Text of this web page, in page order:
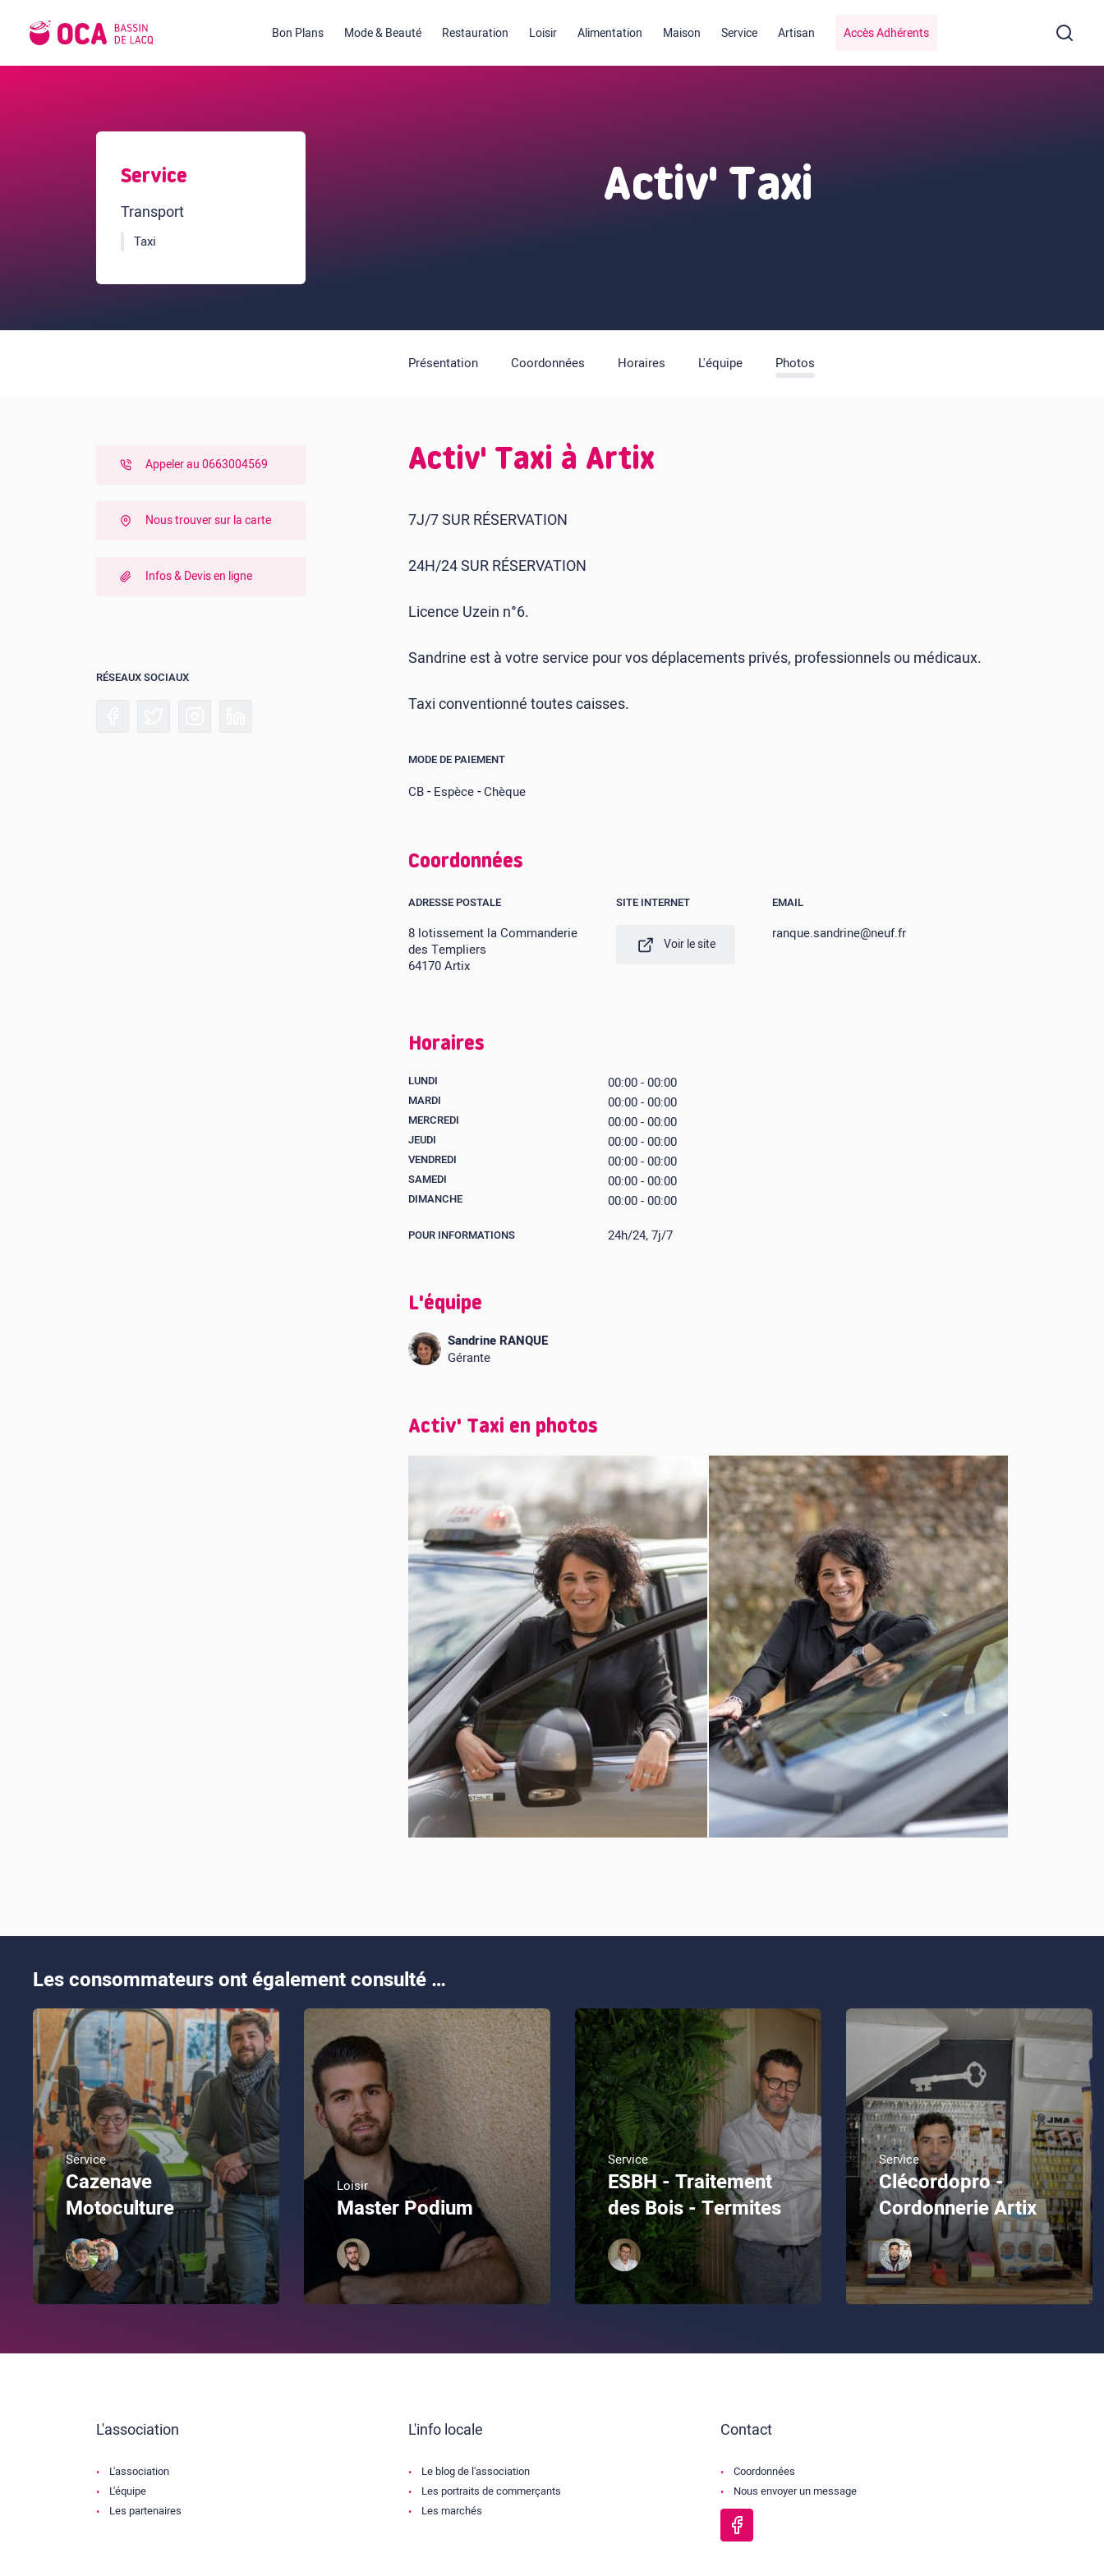
Bon Plans Mode & Beauté Restauration Loisir Alimentation Maison Service Artisan Accès Adhérents
Service
Transport
Taxi
Activ' Taxi
Présentation Coordonnées Horaires L'équipe Photos
Appeler au 0663004569
Nous trouver sur la carte
Infos & Devis en ligne
RÉSEAUX SOCIAUX
Activ' Taxi à Artix
7J/7 SUR RÉSERVATION
24H/24 SUR RÉSERVATION
Licence Uzein n°6.
Sandrine est à votre service pour vos déplacements privés, professionnels ou médicaux.
Taxi conventionné toutes caisses.
MODE DE PAIEMENT
CB-Espèce-Chèque
Coordonnées
ADRESSE POSTALE
8 lotissement la Commanderie
des Templiers
64170 Artix
SITE INTERNET
Voir le site
EMAIL
ranque.sandrine@neuf.fr
Horaires
LUNDI 00:00 - 00:00
MARDI 00:00 - 00:00
MERCREDI 00:00 - 00:00
JEUDI 00:00 - 00:00
VENDREDI 00:00 - 00:00
SAMEDI 00:00 - 00:00
DIMANCHE 00:00 - 00:00
POUR INFORMATIONS 24h/24, 7j/7
L'équipe
Sandrine RANQUE
Gérante
Activ' Taxi en photos
Les consommateurs ont également consulté …
Service
Cazenave
Motoculture
Loisir
Master Podium
Service
ESBH - Traitement
des Bois - Termites
Service
Clécordopro -
Cordonnerie Artix
L'association
L'association
L'équipe
Les partenaires
L'info locale
Le blog de l'association
Les portraits de commerçants
Les marchés
Contact
Coordonnées
Nous envoyer un message